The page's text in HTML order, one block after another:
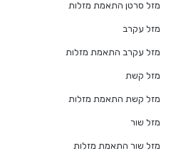
מזל סרטן התאמת מזלות
מזל עקרב
מזל עקרב התאמת מזלות
מזל קשת
מזל קשת התאמת מזלות
מזל שור
מזל שור התאמת מזלות